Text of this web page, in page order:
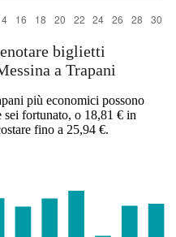
biglietti
a Trapani
più economici possono
sei fortunato, o 18,81 € in
fino a 25,94 €.